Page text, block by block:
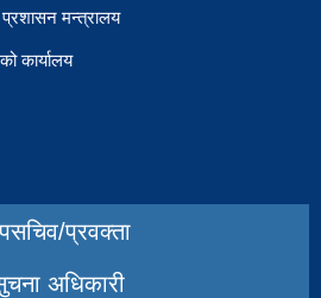
प्रशासन मन्त्रालय
कार्यालय
प्रवक्ता
अधिकारी